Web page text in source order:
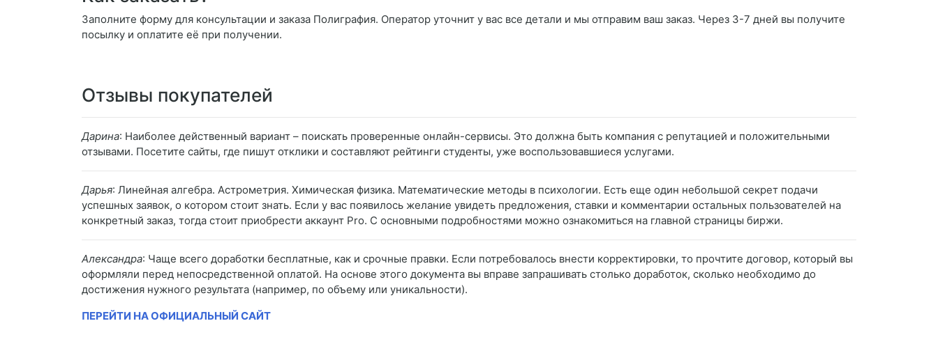
Заполните форму для консультации и заказа Полиграфия. Оператор уточнит у вас все детали и мы отправим ваш заказ. Через 3-7 дней вы получите
посылку и оплатите её при получении.
Отзывы покупателей
Дарина: Наиболее действенный вариант – поискать проверенные онлайн-сервисы. Это должна быть компания с репутацией и положительными
отзывами. Посетите сайты, где пишут отклики и составляют рейтинги студенты, уже воспользовавшиеся услугами.
Дарья: Линейная алгебра. Астрометрия. Химическая физика. Математические методы в психологии. Есть еще один небольшой секрет подачи
успешных заявок, о котором стоит знать. Если у вас появилось желание увидеть предложения, ставки и комментарии остальных пользователей на
конкретный заказ, тогда стоит приобрести аккаунт Pro. С основными подробностями можно ознакомиться на главной страницы биржи.
Александра: Чаще всего доработки бесплатные, как и срочные правки. Если потребовалось внести корректировки, то прочтите договор, который вы
оформляли перед непосредственной оплатой. На основе этого документа вы вправе запрашивать столько доработок, сколько необходимо до
достижения нужного результата (например, по объему или уникальности).
ПЕРЕЙТИ НА ОФИЦИАЛЬНЫЙ САЙТ